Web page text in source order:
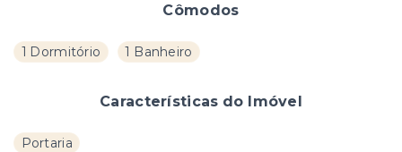
Cômodos
1 Dormitório 1 Banheiro
Características do Imóvel
Portaria